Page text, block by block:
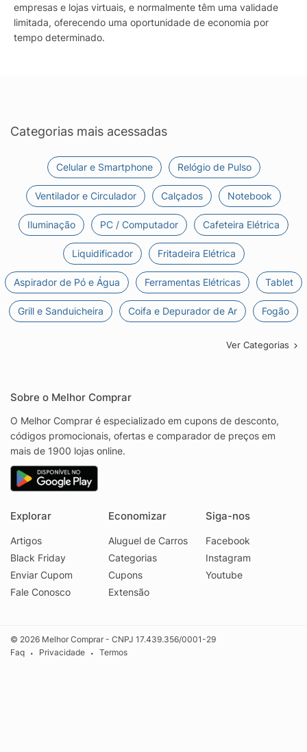
empresas e lojas virtuais, e normalmente têm uma validade
limitada, oferecendo uma oportunidade de economia por
tempo determinado.
Categorias mais acessadas
Celular e Smartphone Relógio de Pulso
Ventilador e Circulador Calçados Notebook
Iluminação PC / Computador Cafeteira Elétrica
Liquidificador Fritadeira Elétrica
Aspirador de Pó e Água Ferramentas Elétricas Tablet
Grill e Sanduicheira Coifa e Depurador de Ar Fogão
Ver Categorias
Sobre o Melhor Comprar
O Melhor Comprar é especializado em cupons de desconto,
códigos promocionais, ofertas e comparador de preços em
mais de 1900 lojas online.
Explorar
Artigos
Black Friday
Enviar Cupom
Fale Conosco
Economizar
Aluguel de Carros
Categorias
Cupons
Extensão
Siga-nos
Facebook
Instagram
Youtube
© 2026 Melhor Comprar - CNPJ 17.439.356/0001-29
Faq
• Privacidade • Termos